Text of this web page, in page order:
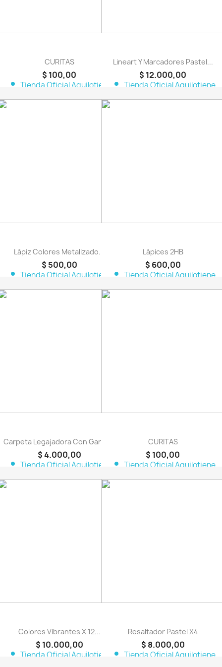
CURITAS
$ 100,00
person Tienda Oficial Aquilotiene
Lineart Y Marcadores Pastel...
$ 12.000,00
person Tienda Oficial Aquilotiene
Lápiz Colores Metalizado...
$ 500,00
person Tienda Oficial Aquilotiene
Lápices 2HB
$ 600,00
person Tienda Oficial Aquilotiene
Carpeta Legajadora Con Gancho
$ 4.000,00
person Tienda Oficial Aquilotiene
CURITAS
$ 100,00
person Tienda Oficial Aquilotiene
Colores Vibrantes X 12...
$ 10.000,00
person Tienda Oficial Aquilotiene
Resaltador Pastel X4
$ 8.000,00
person Tienda Oficial Aquilotiene